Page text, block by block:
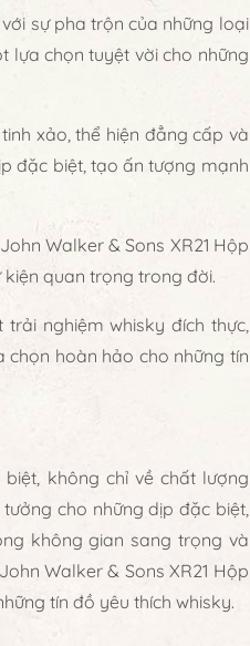
sự pha trộn của những loại
lựa chọn tuyệt vời cho những
xảo, thể hiện đẳng cấp và
đặc biệt, tạo ấn tượng mạnh
Walker & Sons XR21 Hộp
quan trọng trong đời.
trải nghiệm whisky đích thực,
hoàn hảo cho những tín
không chỉ về chất lượng
cho những dịp đặc biệt,
không gian sang trọng và
Walker & Sons XR21 Hộp
tín đồ yêu thích whisky.